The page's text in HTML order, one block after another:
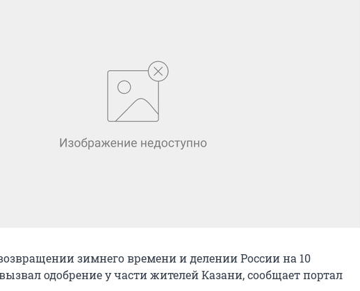
зимнего времени и делении России на 10
одобрение у части жителей Казани, сообщает портал